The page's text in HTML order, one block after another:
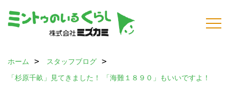
ホーム
スタッフブログ
「杉原千畝」見てきました！ 「海難１８９０」もいいですよ！